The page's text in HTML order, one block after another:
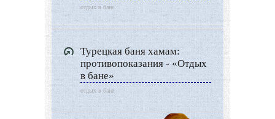
отдых в бане
Турецкая баня хамам:
противопоказания - «Отдых
в бане»
отдых в бане